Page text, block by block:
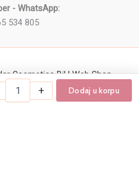
- WhatsApp:
534 805
Cosmetics BiH Web Shop
za nokte Royal B količina
+ Dodaj u korpu
korpu